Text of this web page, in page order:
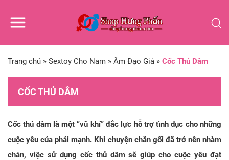
Trang chủ » Sextoy Cho Nam » Âm Đạo Giả » Cốc Thủ Dâm
CỐC THỦ DÂM
Cốc thủ dâm là một “vũ khí” đắc lực hỗ trợ tình dục cho những
cuộc yêu của phái mạnh. Khi chuyện chăn gối đã trở nên nhàm
chán, việc sử dụng cốc thủ dâm sẽ giúp cho cuộc yêu đạt